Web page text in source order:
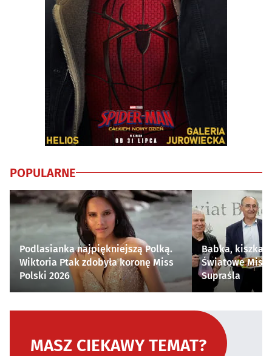
POPULARNE
Podlasianka najpiękniejszą Polką.
Wiktoria Ptak zdobyła koronę Miss
Polski 2026
Babka, kiszka i
Światowe
Supraśla
MASZ CIEKAWY TEMAT?